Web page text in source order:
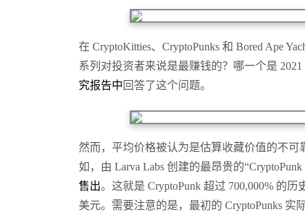
在 CryptoKitties、CryptoPunks 和 Bored Ape
系列对投资者来说是最赚钱的？哪一个是
究报告中 回答了这个问题。
然而，平均价格被认为是估算收藏价值的不可
如，由 Larva Labs 创建的最昂贵的
售出。这就是 CryptoPunk 超过 700,000% 的
美元。需要注意的是，最初的 CryptoPunks 实